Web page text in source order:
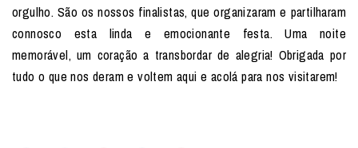
orgulho. São os nossos finalistas, que organizaram e partilharam
connosco esta linda e emocionante festa. Uma noite
memorável, um coração a transbordar de alegria! Obrigada por
tudo o que nos deram e voltem aqui e acolá para nos visitarem!